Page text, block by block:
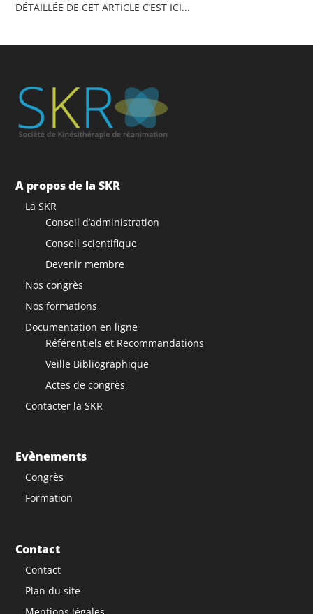
DÉTAILLÉE DE CET ARTICLE C’EST ICI...
A propos de la SKR
La SKR
Conseil d’administration
Conseil scientifique
Devenir membre
Nos congrès
Nos formations
Documentation en ligne
Référentiels et Recommandations
Veille Bibliographique
Actes de congrès
Contacter la SKR
Evènements
Congrès
Formation
Contact
Contact
Plan du site
Mentions légales